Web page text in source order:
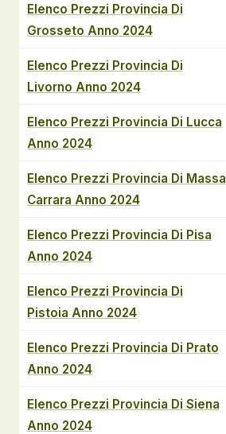
Elenco Prezzi Provincia Di
Grosseto Anno 2024
Elenco Prezzi Provincia Di
Livorno Anno 2024
Elenco Prezzi Provincia Di Lucca
Anno 2024
Elenco Prezzi Provincia Di Massa
Carrara Anno 2024
Elenco Prezzi Provincia Di Pisa
Anno 2024
Elenco Prezzi Provincia Di
Pistoia Anno 2024
Elenco Prezzi Provincia Di Prato
Anno 2024
Elenco Prezzi Provincia Di Siena
Anno 2024